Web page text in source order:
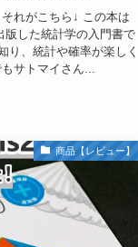
れがこちら↓ この本は
版した統計学の入門書で
り、統計や確率が楽しく
サトマイさん...
商品【レビュー】